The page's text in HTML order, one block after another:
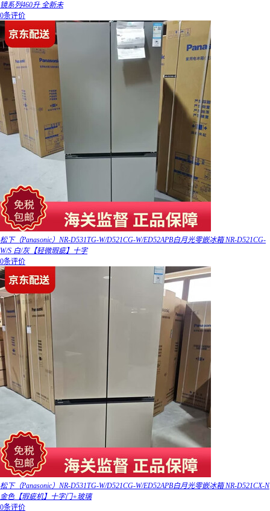
镜系列460升 全新未
0条评价
松下（Panasonic）NR-D531TG-W/D521CG-W/ED52APB白月光零嵌冰箱 NR-D521CG-
W/S 白/灰【轻微瑕疵】十字
0条评价
松下（Panasonic）NR-D531TG-W/D521CG-W/ED52APB白月光零嵌冰箱 NR-D521CX-N
金色【瑕疵机】十字门+玻璃
0条评价